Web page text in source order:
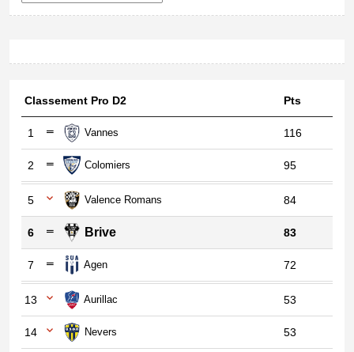
Classement Pro D2 Pts
1 Vannes 116
2 Colomiers 95
5 Valence Romans 84
6 Brive 83
7 Agen 72
13 Aurillac 53
14 Nevers 53